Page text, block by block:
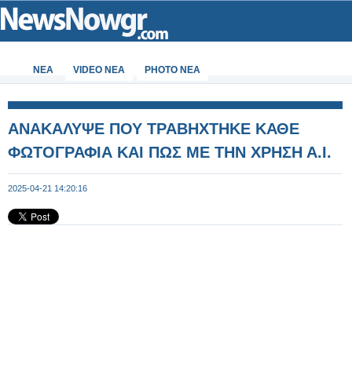
ΝΕΑ VIDEO NEA PHOTO NEA
ΑΝΑΚΑΛΥΨΕ ΠΟΥ ΤΡΑΒΗΧΤΗΚΕ ΚΑΘΕ
ΦΩΤΟΓΡΑΦΙΑ ΚΑΙ ΠΩΣ ΜΕ ΤΗΝ ΧΡΗΣΗ Α.Ι.
2025-04-21 14:20:16